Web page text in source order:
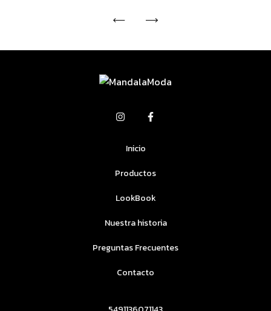
Inicio
Productos
LookBook
Nuestra historia
Preguntas Frecuentes
Contacto